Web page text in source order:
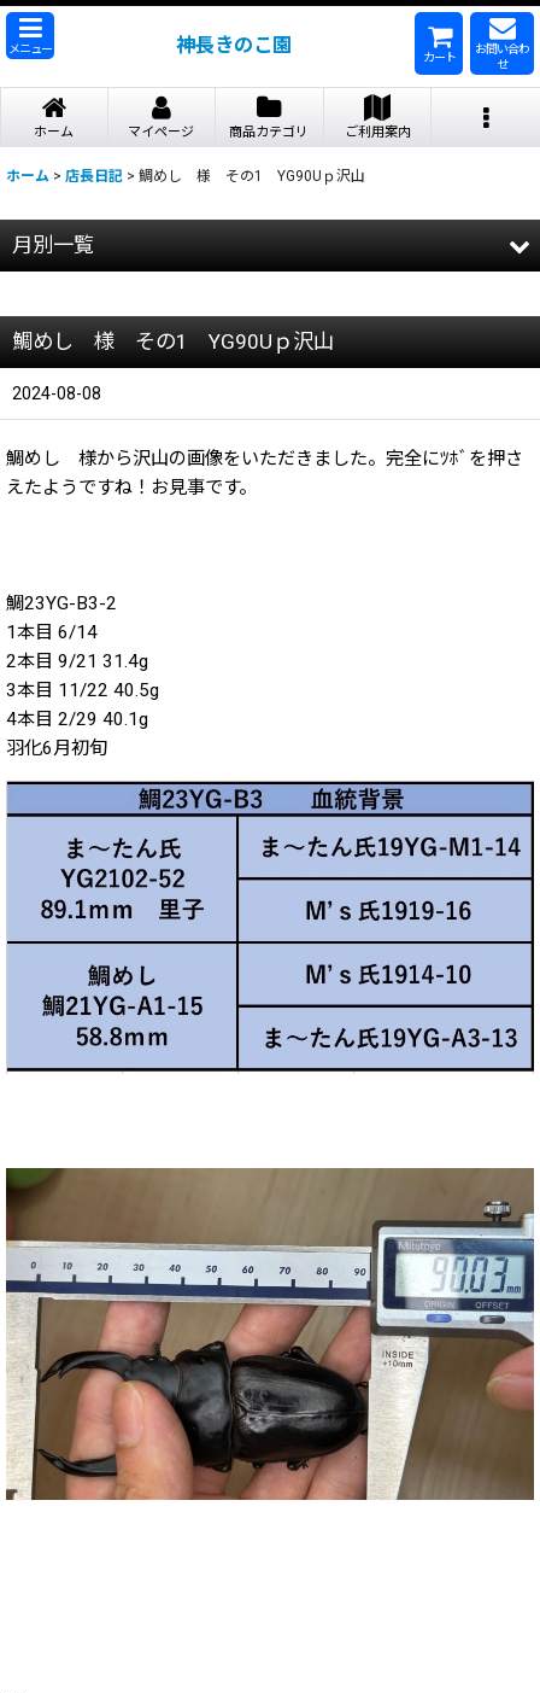
メニュー 神長きのこ園 カート
お問い合わ
せ
ホーム マイページ 商品カテゴリ ご利用案内
ホーム > 店長日記 > 鯛めし 様 その1 YG90Uｐ沢山
鯛めし 様 その1 YG90Uｐ沢山
2024-08-08
鯛めし 様から沢山の画像をいただきました。完全にﾂﾎﾞを押さ
えたようですね！お見事です。
鯛23YG-B3-2
1本目 6/14
2本目 9/21 31.4g
3本目 11/22 40.5g
4本目 2/29 40.1g
羽化6月初旬
月別一覧
2025年
2024年
2022年
2019年
2018年
2017年
2016年
2014年
2013年
2011年
2010年